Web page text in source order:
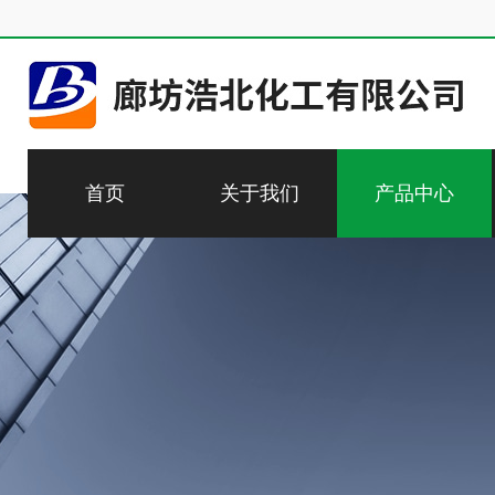
首页 关于我们 产品中心